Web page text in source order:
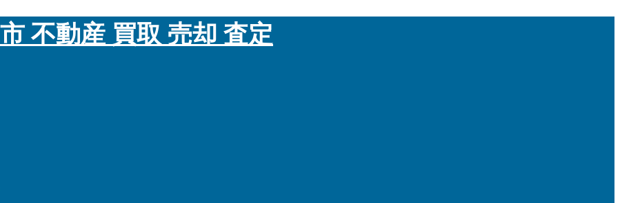
不動産 買取 売却 査定